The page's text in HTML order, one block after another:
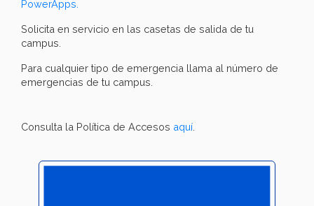
PowerApps.
Solicita en servicio en las casetas de salida de tu
campus.
Para cualquier tipo de emergencia llama al número de
emergencias de tu campus.
Consulta la Política de Accesos aquí.